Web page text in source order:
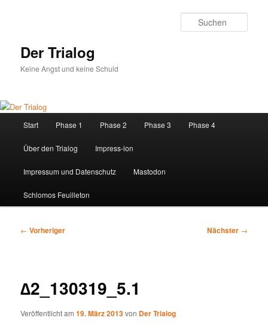
Der Trialog
Keine Angst und keine Schuld
Start Phase 1 Phase 2 Phase 3 Phase 4
Über den Trialog Impress-ion
Impressum und Datenschutz Mastodon
Schlomos Feuilleton
Beitragsnavigation
← Vorheriger Nächster →
∆2_130319_5.1
Veröffentlicht am19. März 2013von Der Trialog